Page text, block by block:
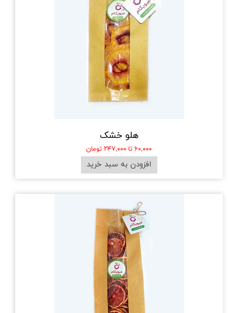
هلو خشک
۶۰,۰۰۰ تا ۲۴۷,۰۰۰ تومان
افزودن به سبد خرید